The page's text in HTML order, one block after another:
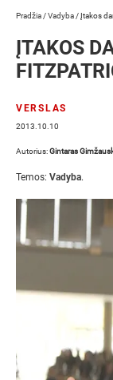
Pradžia /Vadyba / Įtakos
ĮTAKOS
VERSLAS
2013.10.10
Autorius:Gintaras
Temos: Vadyba.